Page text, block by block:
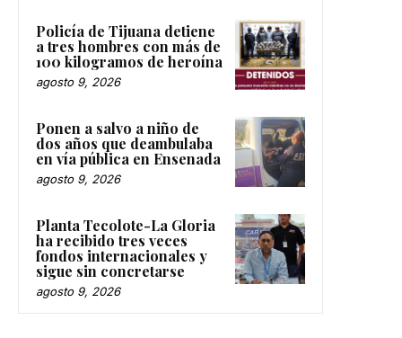
Policía de Tijuana detiene
a tres hombres con más de
100 kilogramos de heroína
agosto 9, 2026
Ponen a salvo a niño de
dos años que deambulaba
en vía pública en Ensenada
agosto 9, 2026
Planta Tecolote-La Gloria
ha recibido tres veces
fondos internacionales y
sigue sin concretarse
agosto 9, 2026